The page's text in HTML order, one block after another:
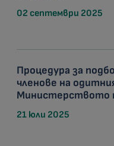
02 септември 2025
Процедура за
членове на
Министерството
21 юли 2025